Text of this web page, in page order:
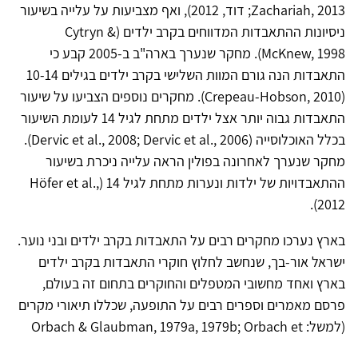
Zachariah, 2013; דוד, 2012), ואף מצביעות על עלייה בשיעור
ניסיונות ההתאבדות המדווחים בקרב ילדים (Cytryn &
McKnew, 1998). מחקר שנערך בארה"ב ב-2005 קבע כי
התאבדות הנה גורם המוות השלישי בקרב ילדים בגילים 10-14
(Crepeau-Hobson, 2010). מחקרים נוספים הצביעו על שיעור
התאבדות גבוה יותר אצל ילדים מתחת לגיל 14 לעומת השיעור
בכלל האוכלוסייה (Dervic et al., 2008; Dervic et al., 2006).
מחקר שנערך לאחרונה בפולין הראה עלייה ניכרת בשיעור
ההתאבדויות של ילדות ונערות מתחת לגיל 14 (Höfer et al.,
2012).
בארץ נערכו מחקרים רבים על התאבדות בקרב ילדים ובני נוער.
ישראל אור-בך, שנחשב לחלוץ חוקרי התאבדות בקרב ילדים
בארץ ואחד מחשובי המטפלים והחוקרים בתחום זה בעולם,
פרסם מאמרים וספרים רבים על התופעה, שכללו תיאורי מקרים
(למשל: Orbach & Glaubman, 1979a, 1979b; Orbach et